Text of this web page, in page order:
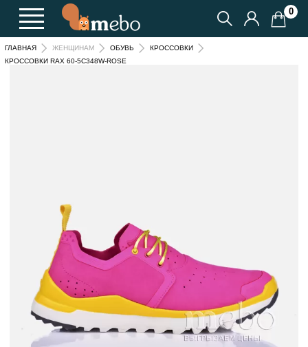
0
ГЛАВНАЯ ЖЕНЩИНАМ ОБУВЬ
КРОССОВКИ
КРОССОВКИ RAX 60-5C348W-ROSE